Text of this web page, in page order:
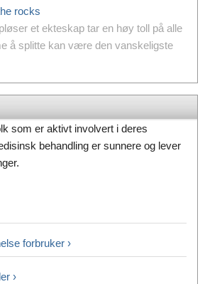
rocks
et ekteskap tar en høy toll på alle
å splitte kan være den vanskeligste
som er aktivt involvert i deres
behandling er sunnere og lever
forbruker ›
›